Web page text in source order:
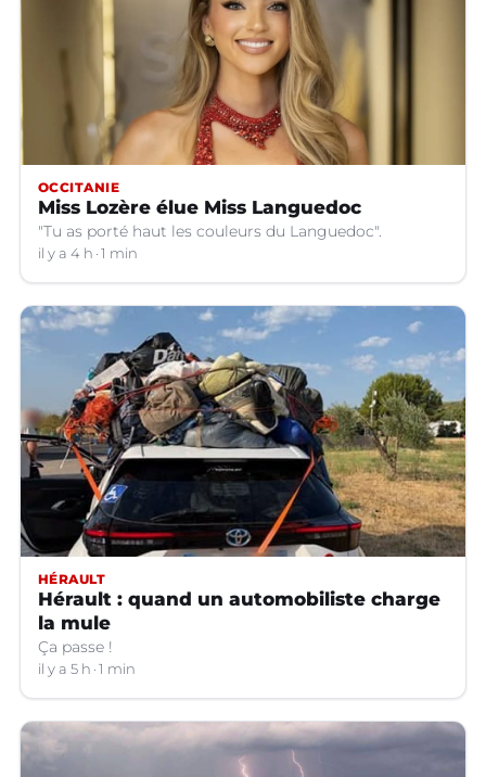
OCCITANIE
Miss Lozère élue Miss Languedoc
"Tu as porté haut les couleurs du Languedoc".
il y a 4 h 1 min
HÉRAULT
Hérault : quand un automobiliste charge
la mule
Ça passe !
il y a 5 h 1 min